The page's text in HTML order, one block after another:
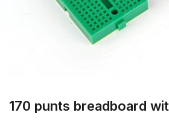
170 punts breadboard wit